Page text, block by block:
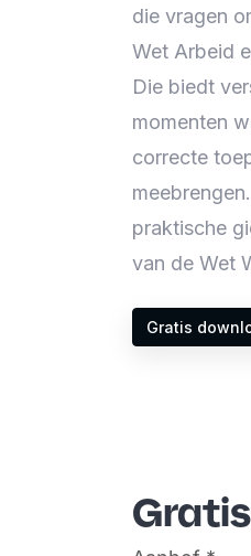
die vragen
Wet Arbeid
Die biedt
momenten
correcte
praktische
van de Wet
Gratis